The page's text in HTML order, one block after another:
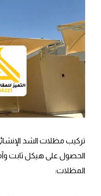
تركيب مظلات الشد
الحصول على هيكل ثابت
المظلات: